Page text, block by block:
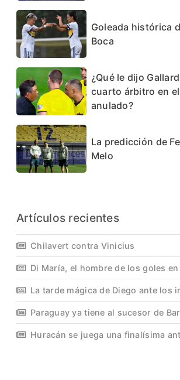
Goleada histórica
Boca
¿Qué le dijo
cuarto árbitro en
anulado?
La predicción de
Melo
Artículos recientes
Chilavert contra Vinicius
Di María, el hombre de los goles
La tarde mágica de Diego ante los
Paraguay ya tiene al sucesor de
Huracán se juega una finalísima